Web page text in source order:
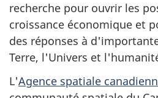
recherche pour ouvrir les
croissance économique et
des réponses à
Terre, l'Univers et
L'Agence spatiale